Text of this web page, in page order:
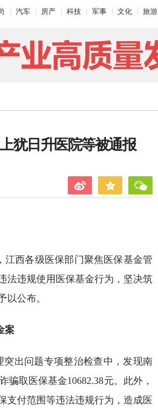
汽车 房产 科技 军事 文化 旅游
犹日升医院等被通报
江西各级医保部门聚焦医保基金管
法违规使用医保基金行为，坚决筑
以公布。
案
突出问题专项整治检查中，发现南
取医保基金10682.38元。此外，
支付范围等违法违规行为，造成医